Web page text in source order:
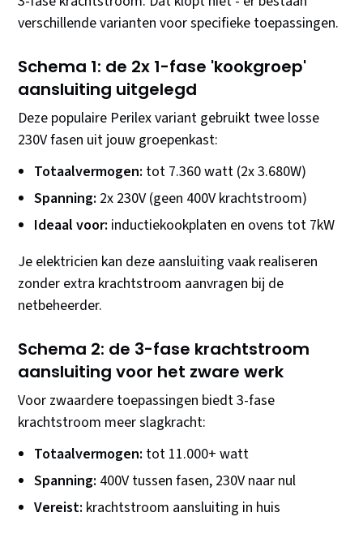
verschillende varianten voor specifieke toepassingen.
Schema 1: de 2x 1-fase 'kookgroep'
aansluiting uitgelegd
Deze populaire Perilex variant gebruikt twee losse
230V fasen uit jouw groepenkast:
Totaalvermogen: tot 7.360 watt (2x 3.680W)
Spanning: 2x 230V (geen 400V krachtstroom)
Ideaal voor: inductiekookplaten en ovens tot 7kW
Je elektricien kan deze aansluiting vaak realiseren
zonder extra krachtstroom aanvragen bij de
netbeheerder.
Schema 2: de 3-fase krachtstroom
aansluiting voor het zware werk
Voor zwaardere toepassingen biedt 3-fase
krachtstroom meer slagkracht:
Totaalvermogen: tot 11.000+ watt
Spanning: 400V tussen fasen, 230V naar nul
Vereist: krachtstroom aansluiting in huis